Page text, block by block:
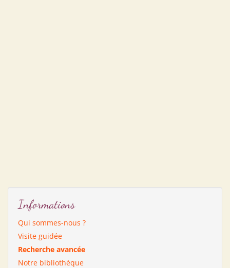
Informations
Qui sommes-nous ?
Visite guidée
Recherche avancée
Notre bibliothèque